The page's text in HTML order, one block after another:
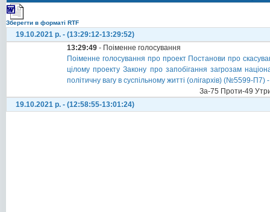
Зберегти в форматі RTF
19.10.2021 р. - (13:29:12-13:29:52)
13:29:49 - Поіменне голосування
Поіменне голосування про проект Постанови про
цілому проекту Закону про запобігання загрозам
політичну вагу в суспільному житті (олігархів) (№5599-П7)
За-75 Проти-49
19.10.2021 р. - (12:58:55-13:01:24)